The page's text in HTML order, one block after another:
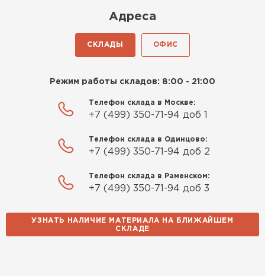
Адреса
СКЛАДЫ ОФИС
Режим работы складов: 8:00 - 21:00
Телефон склада в Москве:
+7 (499) 350-71-94 доб 1
Телефон склада в Одинцово:
+7 (499) 350-71-94 доб 2
Телефон склада в Раменском:
+7 (499) 350-71-94 доб 3
УЗНАТЬ НАЛИЧИЕ МАТЕРИАЛА НА БЛИЖАЙШЕМ
СКЛАДЕ